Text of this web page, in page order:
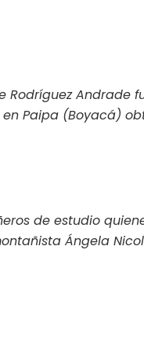
Rodríguez Andrade
Paipa (Boyacá)
de estudio
Ángela